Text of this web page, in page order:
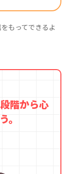
もってできるよ
階から心
。